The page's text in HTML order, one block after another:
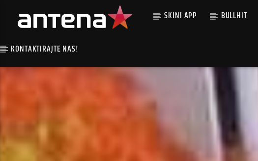
SKINI APP BULLHIT
KONTAKTIRAJTE NAS!